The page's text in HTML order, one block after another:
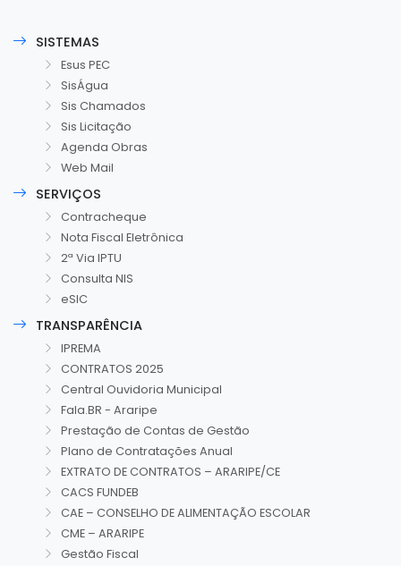
SISTEMAS
Esus PEC
SisÁgua
Sis Chamados
Sis Licitação
Agenda Obras
Web Mail
SERVIÇOS
Contracheque
Nota Fiscal Eletrônica
2ª Via IPTU
Consulta NIS
eSIC
TRANSPARÊNCIA
IPREMA
CONTRATOS 2025
Central Ouvidoria Municipal
Fala.BR - Araripe
Prestação de Contas de Gestão
Plano de Contratações Anual
EXTRATO DE CONTRATOS – ARARIPE/CE
CACS FUNDEB
CAE – CONSELHO DE ALIMENTAÇÃO ESCOLAR
CME – ARARIPE
Gestão Fiscal